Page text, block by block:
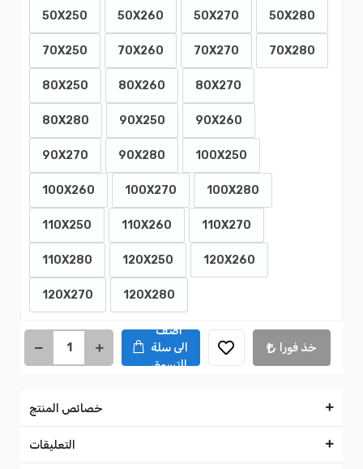
50X250
50X260 50X270 50X280
70X250 70X260 70X270 70X280
80X250 80X260 80X270
80X280 90X250 90X260
90X270 90X280 100X250
100X260 100X270 100X280
110X250 110X260 110X270
110X280 120X250 120X260
120X270 120X280
اضف
الى سلة
التسوق
خذ فورا
خصائص المنتج
التعليقات